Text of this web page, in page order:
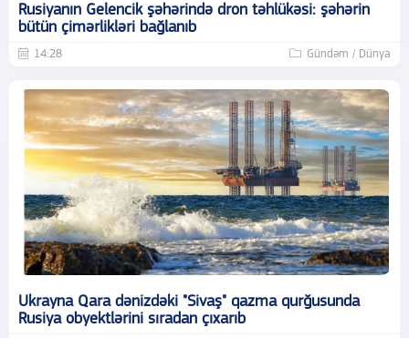
Rusiyanın Gelencik şəhərində dron təhlükəsi: şəhərin
bütün çimərlikləri bağlanıb
14:28 Gündəm / Dünya
Ukrayna Qara dənizdəki "Sivaş" qazma qurğusunda
Rusiya obyektlərini sıradan çıxarıb